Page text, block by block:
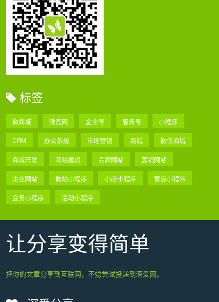
标签
微商城 微官网 企业号 服务号 小程序
CRM 办公系统 市场营销 商城 微信商城
商城开发 网站建设 品牌网站 营销网站
企业网站 微站小程序 小店小程序 智店小程序
会务小程序 活动小程序
让分享变得简单
把你的文章分享到互联网，不妨尝试投递到深爱网。